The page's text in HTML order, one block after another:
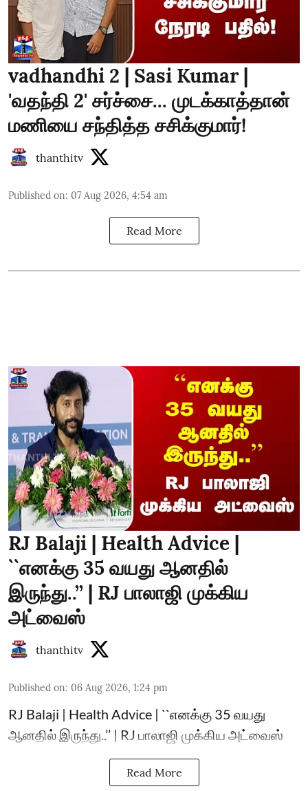
vadhandhi 2 | Sasi Kumar |
'வதந்தி 2' சர்ச்சை... முடக்காத்தான்
மணியை சந்தித்த சசிக்குமார்!
thanthitv
Published on: 07 Aug 2026, 4:54 am
Read More
RJ Balaji | Health Advice |
``எனக்கு 35 வயது ஆனதில்
இருந்து..’’ | RJ பாலாஜி முக்கிய
அட்வைஸ்
thanthitv
Published on: 06 Aug 2026, 1:24 pm
RJ Balaji | Health Advice | ``எனக்கு 35 வயது
ஆனதில் இருந்து..’’ | RJ பாலாஜி முக்கிய அட்வைஸ்
Read More